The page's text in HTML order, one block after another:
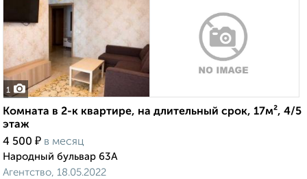
1
Комната в 2-к квартире, на длительный срок, 17м², 4/5
этаж
4 500 ₽ в месяц
Народный бульвар 63А
Агентство, 18.05.2022